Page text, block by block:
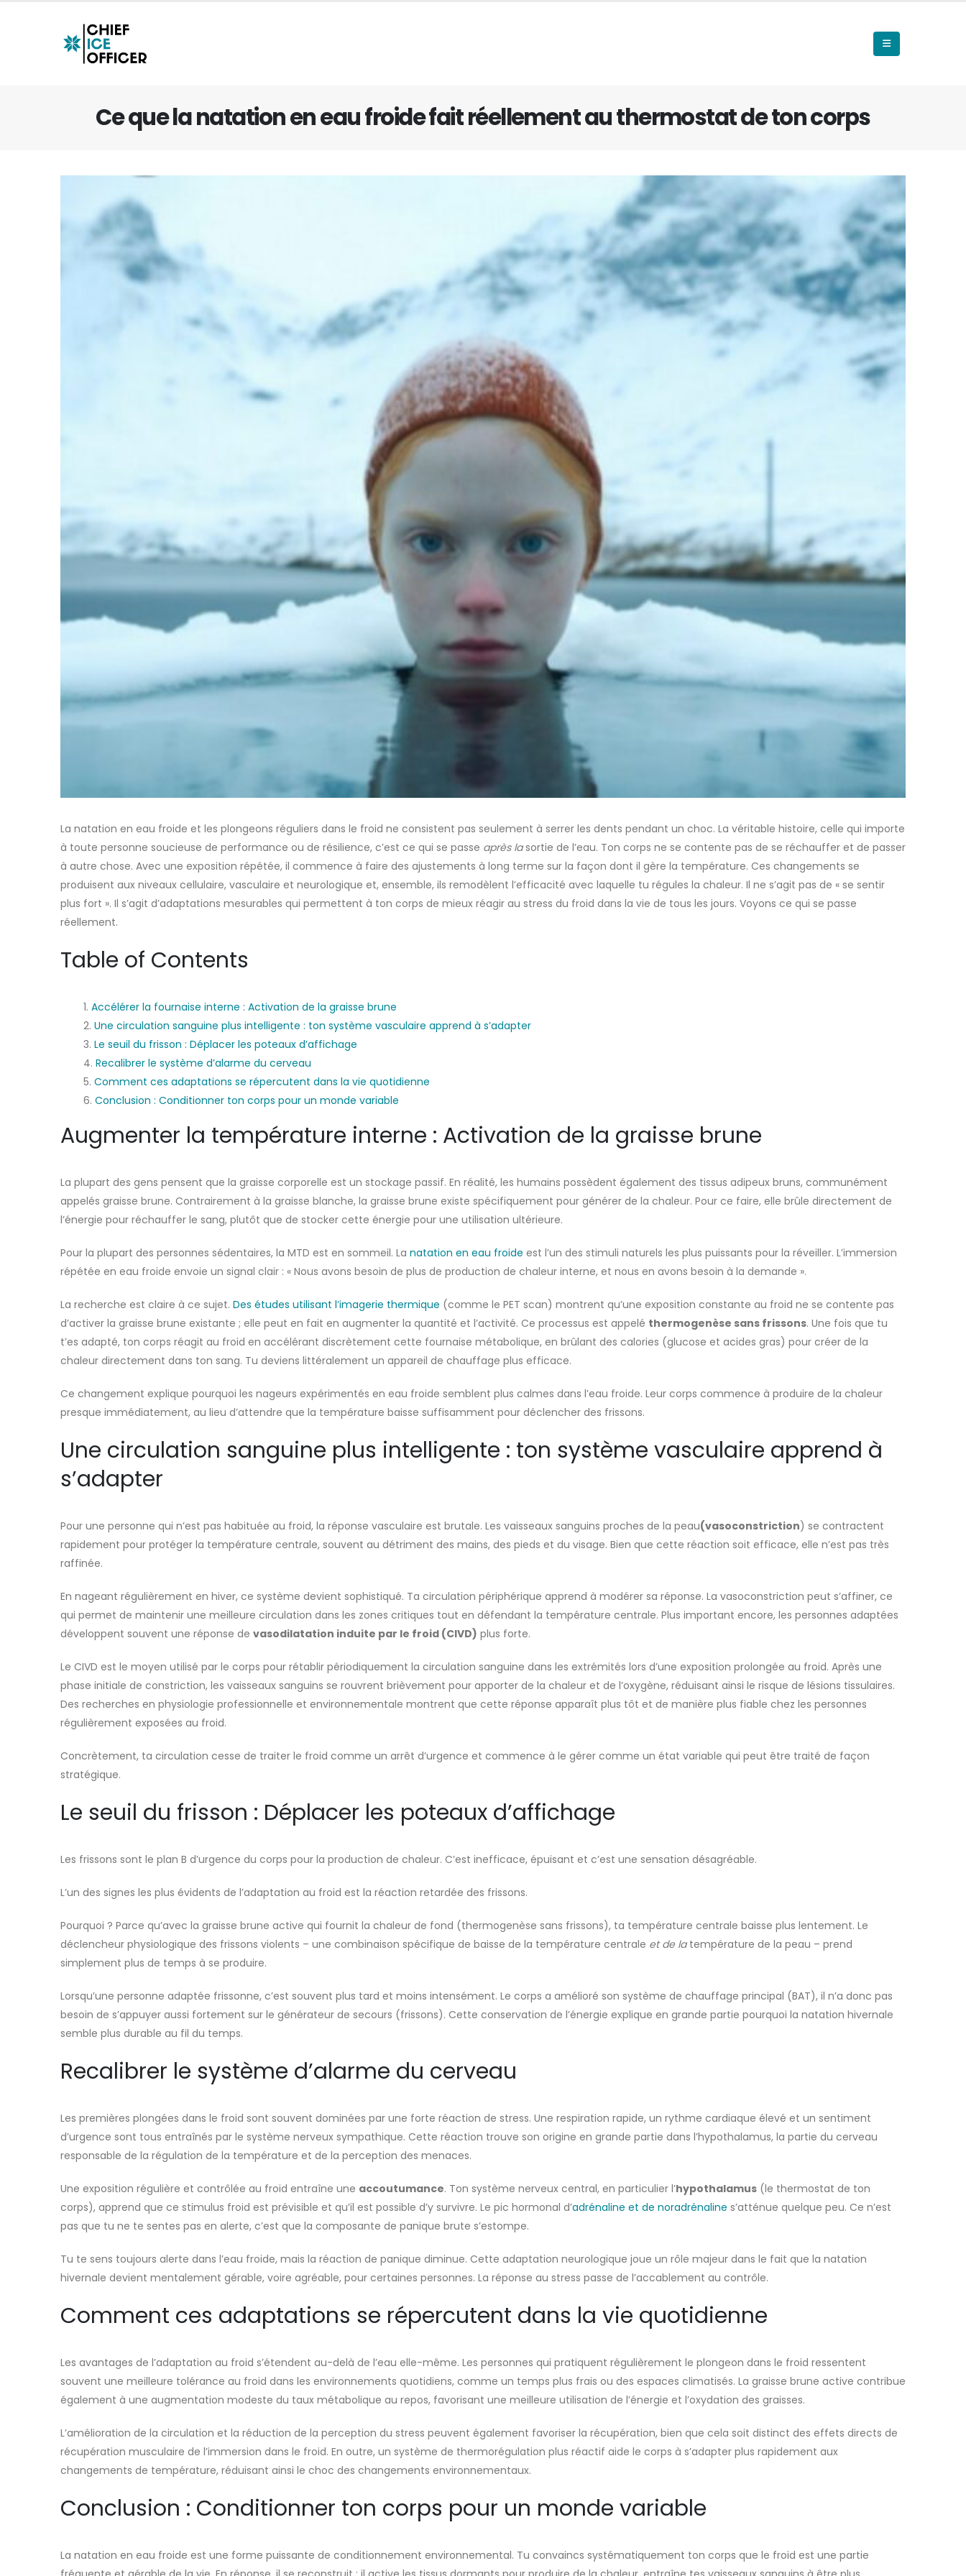
Ce que la natation en eau froide fait réellement au thermostat de ton corps
La natation en eau froide et les plongeons réguliers dans le froid ne consistent pas seulement à serrer les dents pendant un choc. La véritable histoire, celle qui importe
à toute personne soucieuse de performance ou de résilience, c’est ce qui se passe après lasortie de l’eau. Ton corps ne se contente pas de se réchauffer et de passer
à autre chose. Avec une exposition répétée, il commence à faire des ajustements à long terme sur la façon dont il gère la température. Ces changements se
produisent aux niveaux cellulaire, vasculaire et neurologique et, ensemble, ils remodèlent l’efficacité avec laquelle tu régules la chaleur. Il ne s’agit pas de « se sentir
plus fort ». Il s’agit d’adaptations mesurables qui permettent à ton corps de mieux réagir au stress du froid dans la vie de tous les jours. Voyons ce qui se passe
réellement.
Table of Contents
Accélérer la fournaise interne : Activation de la graisse brune
Une circulation sanguine plus intelligente : ton système vasculaire apprend à s’adapter
Le seuil du frisson : Déplacer les poteaux d’affichage
Recalibrer le système d’alarme du cerveau
Comment ces adaptations se répercutent dans la vie quotidienne
Conclusion : Conditionner ton corps pour un monde variable
Augmenter la température interne : Activation de la graisse brune
La plupart des gens pensent que la graisse corporelle est un stockage passif. En réalité, les humains possèdent également des tissus adipeux bruns, communément
appelés graisse brune. Contrairement à la graisse blanche, la graisse brune existe spécifiquement pour générer de la chaleur. Pour ce faire, elle brûle directement de
l’énergie pour réchauffer le sang, plutôt que de stocker cette énergie pour une utilisation ultérieure.
Pour la plupart des personnes sédentaires, la MTD est en sommeil. La natation en eau froide est l’un des stimuli naturels les plus puissants pour la réveiller. L’immersion
répétée en eau froide envoie un signal clair : « Nous avons besoin de plus de production de chaleur interne, et nous en avons besoin à la demande ».
La recherche est claire à ce sujet. Des études utilisant l’imagerie thermique (comme le PET scan) montrent qu’une exposition constante au froid ne se contente pas
d’activer la graisse brune existante ; elle peut en fait en augmenter la quantité et l’activité. Ce processus est appelé thermogenèse sans frissons. Une fois que tu
t’es adapté, ton corps réagit au froid en accélérant discrètement cette fournaise métabolique, en brûlant des calories (glucose et acides gras) pour créer de la
chaleur directement dans ton sang. Tu deviens littéralement un appareil de chauffage plus efficace.
Ce changement explique pourquoi les nageurs expérimentés en eau froide semblent plus calmes dans l’eau froide. Leur corps commence à produire de la chaleur
presque immédiatement, au lieu d’attendre que la température baisse suffisamment pour déclencher des frissons.
Une circulation sanguine plus intelligente : ton système vasculaire apprend à
s’adapter
Pour une personne qui n’est pas habituée au froid, la réponse vasculaire est brutale. Les vaisseaux sanguins proches de la peau(vasoconstriction) se contractent
rapidement pour protéger la température centrale, souvent au détriment des mains, des pieds et du visage. Bien que cette réaction soit efficace, elle n’est pas très
raffinée.
En nageant régulièrement en hiver, ce système devient sophistiqué. Ta circulation périphérique apprend à modérer sa réponse. La vasoconstriction peut s’affiner, ce
qui permet de maintenir une meilleure circulation dans les zones critiques tout en défendant la température centrale. Plus important encore, les personnes adaptées
développent souvent une réponse de vasodilatation induite par le froid (CIVD) plus forte.
Le CIVD est le moyen utilisé par le corps pour rétablir périodiquement la circulation sanguine dans les extrémités lors d’une exposition prolongée au froid. Après une
phase initiale de constriction, les vaisseaux sanguins se rouvrent brièvement pour apporter de la chaleur et de l’oxygène, réduisant ainsi le risque de lésions tissulaires.
Des recherches en physiologie professionnelle et environnementale montrent que cette réponse apparaît plus tôt et de manière plus fiable chez les personnes
régulièrement exposées au froid.
Concrètement, ta circulation cesse de traiter le froid comme un arrêt d’urgence et commence à le gérer comme un état variable qui peut être traité de façon
stratégique.
Le seuil du frisson : Déplacer les poteaux d’affichage
Les frissons sont le plan B d’urgence du corps pour la production de chaleur. C’est inefficace, épuisant et c’est une sensation désagréable.
L’un des signes les plus évidents de l’adaptation au froid est la réaction retardée des frissons.
Pourquoi ? Parce qu’avec la graisse brune active qui fournit la chaleur de fond (thermogenèse sans frissons), ta température centrale baisse plus lentement. Le
déclencheur physiologique des frissons violents – une combinaison spécifique de baisse de la température centrale et de latempérature de la peau – prend
simplement plus de temps à se produire.
Lorsqu’une personne adaptée frissonne, c’est souvent plus tard et moins intensément. Le corps a amélioré son système de chauffage principal (BAT), il n’a donc pas
besoin de s’appuyer aussi fortement sur le générateur de secours (frissons). Cette conservation de l’énergie explique en grande partie pourquoi la natation hivernale
semble plus durable au fil du temps.
Recalibrer le système d’alarme du cerveau
Les premières plongées dans le froid sont souvent dominées par une forte réaction de stress. Une respiration rapide, un rythme cardiaque élevé et un sentiment
d’urgence sont tous entraînés par le système nerveux sympathique. Cette réaction trouve son origine en grande partie dans l’hypothalamus, la partie du cerveau
responsable de la régulation de la température et de la perception des menaces.
Une exposition régulière et contrôlée au froid entraîne une accoutumance. Ton système nerveux central, en particulier l’hypothalamus (le thermostat de ton
corps), apprend que ce stimulus froid est prévisible et qu’il est possible d’y survivre. Le pic hormonal d’adrénaline et de noradrénaline s’atténue quelque peu. Ce n’est
pas que tu ne te sentes pas en alerte, c’est que la composante de panique brute s’estompe.
Tu te sens toujours alerte dans l’eau froide, mais la réaction de panique diminue. Cette adaptation neurologique joue un rôle majeur dans le fait que la natation
hivernale devient mentalement gérable, voire agréable, pour certaines personnes. La réponse au stress passe de l’accablement au contrôle.
Comment ces adaptations se répercutent dans la vie quotidienne
Les avantages de l’adaptation au froid s’étendent au-delà de l’eau elle-même. Les personnes qui pratiquent régulièrement le plongeon dans le froid ressentent
souvent une meilleure tolérance au froid dans les environnements quotidiens, comme un temps plus frais ou des espaces climatisés. La graisse brune active contribue
également à une augmentation modeste du taux métabolique au repos, favorisant une meilleure utilisation de l’énergie et l’oxydation des graisses.
L’amélioration de la circulation et la réduction de la perception du stress peuvent également favoriser la récupération, bien que cela soit distinct des effets directs de
récupération musculaire de l’immersion dans le froid. En outre, un système de thermorégulation plus réactif aide le corps à s’adapter plus rapidement aux
changements de température, réduisant ainsi le choc des changements environnementaux.
Conclusion : Conditionner ton corps pour un monde variable
La natation en eau froide est une forme puissante de conditionnement environnemental. Tu convaincs systématiquement ton corps que le froid est une partie